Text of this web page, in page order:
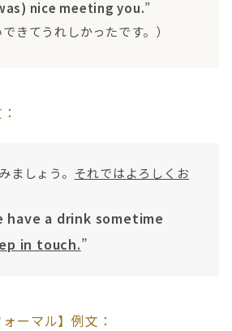
nice meeting you.”
できてうれしかったです。）
ましょう。 それではよろしくお
have a drink sometime
in touch.”
ーマル】例文：